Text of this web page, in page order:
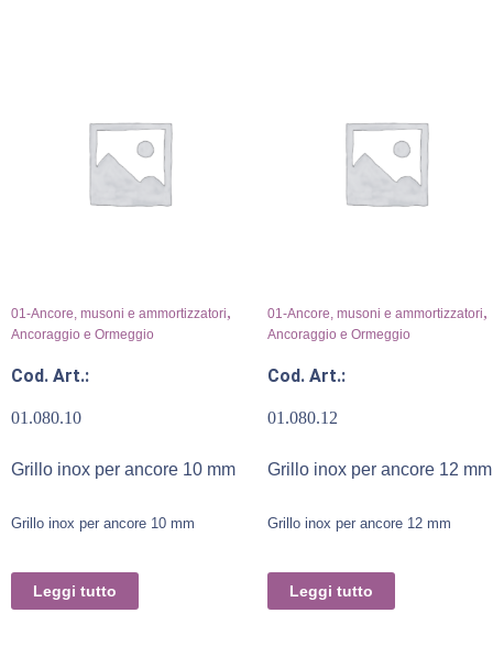
01-Ancore, musoni e ammortizzatori,
Ancoraggio e Ormeggio
Cod. Art.:
01.080.10
Grillo inox per ancore 10 mm
Grillo inox per ancore 10 mm
Leggi tutto
01-Ancore, musoni e ammortizzatori,
Ancoraggio e Ormeggio
Cod. Art.:
01.080.12
Grillo inox per ancore 12 mm
Grillo inox per ancore 12 mm
Leggi tutto